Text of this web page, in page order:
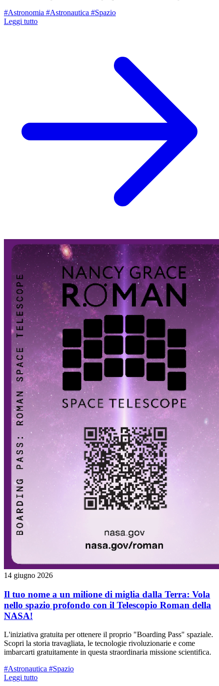
centinaia di migliaia di sfollati, il rogo divampato a ovest di Madrid
ha rischiato di spegnere letteralmente gli "occhi" con cui l'umanità
delle infrastrutture spaziali più critiche, affascinanti e strategiche del
#Astronomia #Astronautica #Spazio
Leggi tutto
14 giugno 2026
Il tuo nome a un milione di miglia dalla Terra: Vola
nello spazio profondo con il Telescopio Roman della
NASA!
L'iniziativa gratuita per ottenere il proprio "Boarding Pass" spaziale.
Scopri la storia travagliata, le tecnologie rivoluzionarie e come
imbarcarti gratuitamente in questa straordinaria missione scientifica.
#Astronautica #Spazio
Leggi tutto